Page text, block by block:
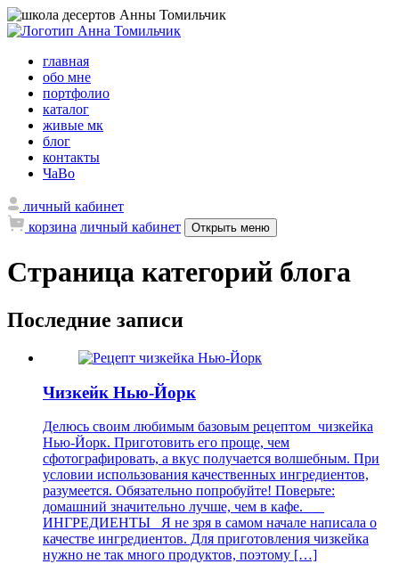
главная
обо мне
портфолио
каталог
живые мк
блог
контакты
ЧаВо
личный кабинет
корзина личный кабинет Открыть меню
Страница категорий блога
Последние записи
Чизкейк Нью-Йорк
Делюсь своим любимым базовым рецептом чизкейка
Нью-Йорк. Приготовить его проще, чем
сфотографировать, а вкус получается волшебным. При
условии использования качественных ингредиентов,
разумеется. Обязательно попробуйте! Поверьте:
домашний значительно лучше, чем в кафе.
ИНГРЕДИЕНТЫ Я не зря в самом начале написала о
качестве ингредиентов. Для приготовления чизкейка
нужно не так много продуктов, поэтому […]